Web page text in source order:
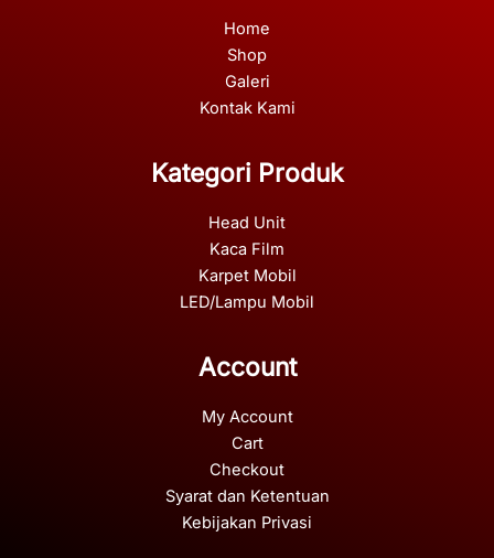
Home
Shop
Galeri
Kontak Kami
Kategori Produk
Head Unit
Kaca Film
Karpet Mobil
LED/Lampu Mobil
Account
My Account
Cart
Checkout
Syarat dan Ketentuan
Kebijakan Privasi